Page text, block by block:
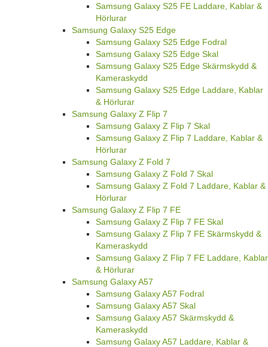
Samsung Galaxy S25 FE Laddare, Kablar &
Hörlurar
Samsung Galaxy S25 Edge
Samsung Galaxy S25 Edge Fodral
Samsung Galaxy S25 Edge Skal
Samsung Galaxy S25 Edge Skärmskydd &
Kameraskydd
Samsung Galaxy S25 Edge Laddare, Kablar
& Hörlurar
Samsung Galaxy Z Flip 7
Samsung Galaxy Z Flip 7 Skal
Samsung Galaxy Z Flip 7 Laddare, Kablar &
Hörlurar
Samsung Galaxy Z Fold 7
Samsung Galaxy Z Fold 7 Skal
Samsung Galaxy Z Fold 7 Laddare, Kablar &
Hörlurar
Samsung Galaxy Z Flip 7 FE
Samsung Galaxy Z Flip 7 FE Skal
Samsung Galaxy Z Flip 7 FE Skärmskydd &
Kameraskydd
Samsung Galaxy Z Flip 7 FE Laddare, Kablar
& Hörlurar
Samsung Galaxy A57
Samsung Galaxy A57 Fodral
Samsung Galaxy A57 Skal
Samsung Galaxy A57 Skärmskydd &
Kameraskydd
Samsung Galaxy A57 Laddare, Kablar &